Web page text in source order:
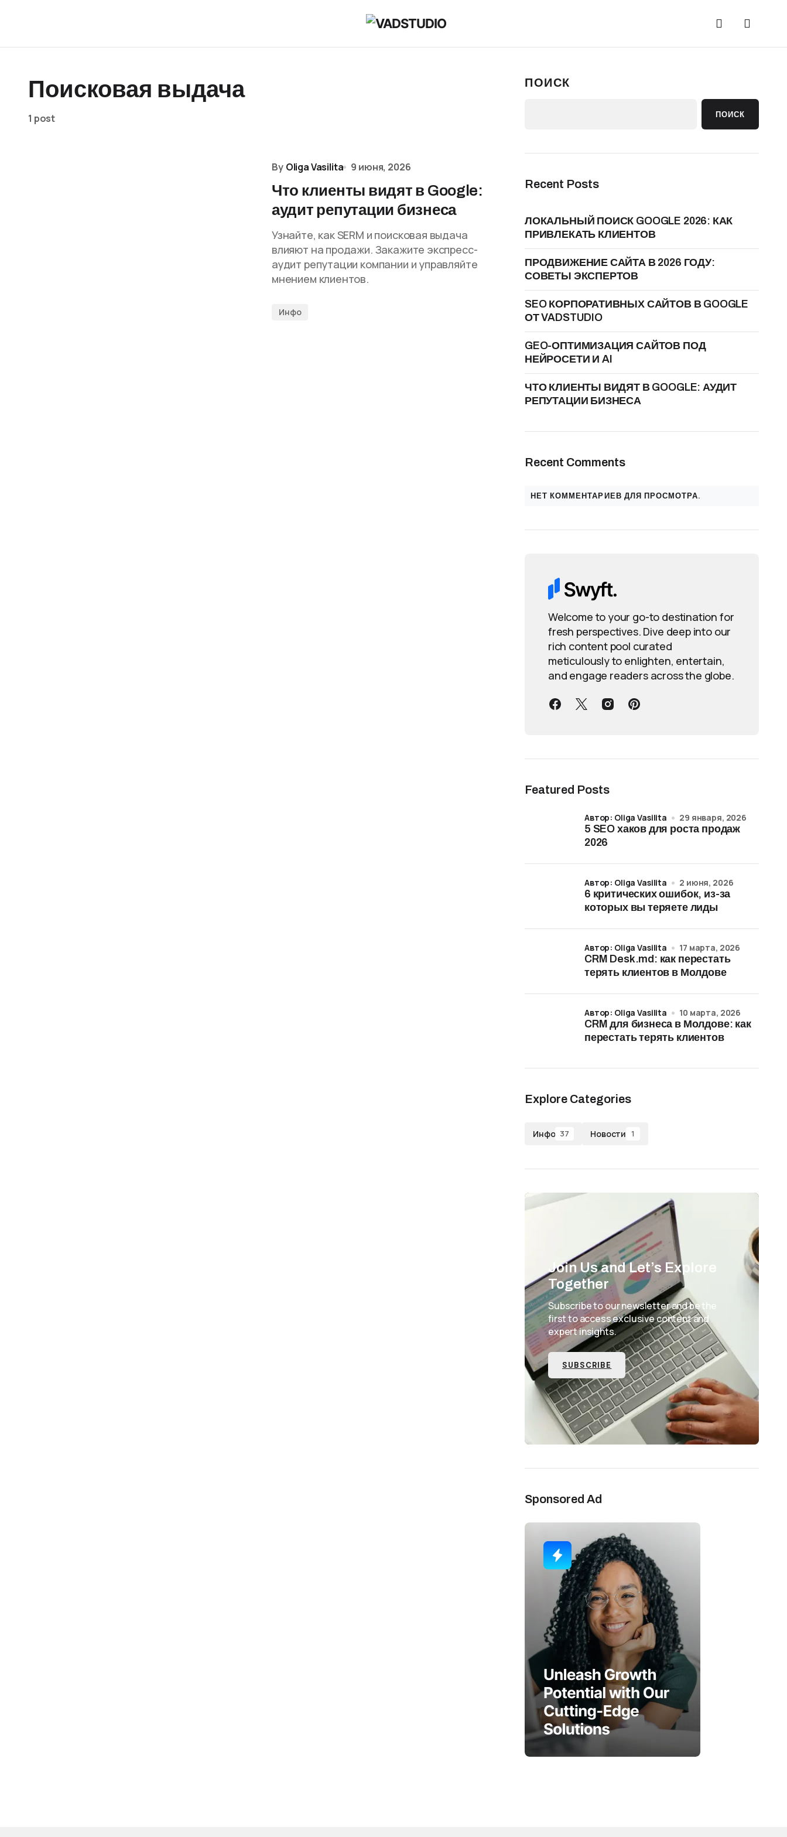
Поисковая выдача
1 post
By Oliga Vasilita 9 июня, 2026
Что клиенты видят в Google:
аудит репутации бизнеса
Узнайте, как SERM и поисковая выдача
влияют на продажи. Закажите экспресс-
аудит репутации компании и управляйте
мнением клиентов.
Инфо
ПОИСК
ПОИСК
Recent Posts
ЛОКАЛЬНЫЙ ПОИСК GOOGLE 2026: КАК
ПРИВЛЕКАТЬ КЛИЕНТОВ
ПРОДВИЖЕНИЕ САЙТА В 2026 ГОДУ:
СОВЕТЫ ЭКСПЕРТОВ
SEO КОРПОРАТИВНЫХ САЙТОВ В GOOGLE
ОТ VADSTUDIO
GEO-ОПТИМИЗАЦИЯ САЙТОВ ПОД
НЕЙРОСЕТИ И AI
ЧТО КЛИЕНТЫ ВИДЯТ В GOOGLE: АУДИТ
РЕПУТАЦИИ БИЗНЕСА
Recent Comments
НЕТ КОММЕНТАРИЕВ ДЛЯ ПРОСМОТРА.
Welcome to your go-to destination for
fresh perspectives. Dive deep into our
rich content pool curated
meticulously to enlighten, entertain,
and engage readers across the globe.
Featured Posts
5 SEO хаков для роста продаж
2026
Автор: Oliga Vasilita 29 января, 2026
6 критических ошибок, из-за
которых вы теряете лиды
Автор: Oliga Vasilita 2 июня, 2026
CRM Desk.md: как перестать
терять клиентов в Молдове
Автор: Oliga Vasilita 17 марта, 2026
CRM для бизнеса в Молдове: как
перестать терять клиентов
Автор: Oliga Vasilita 10 марта, 2026
Explore Categories
Инфо 37 Новости 1
Join Us and Let’s Explore
Together
Subscribe to our newsletter and be the
first to access exclusive content and
expert insights.
SUBSCRIBE
Sponsored Ad